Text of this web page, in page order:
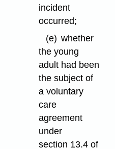
incident
occurred;
(e) whether
the young
adult had been
the subject of
a voluntary
care
agreement
under
section 13.4 of